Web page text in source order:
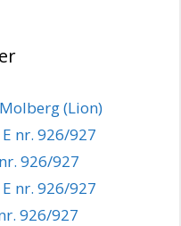
Molberg (Lion)
nr. 926/927
926/927
nr. 926/927
926/927